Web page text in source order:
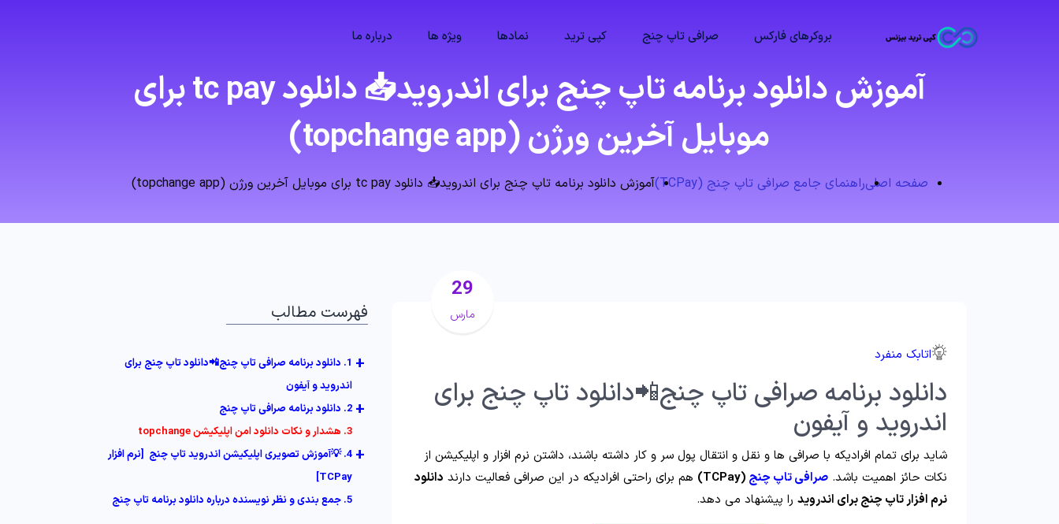
بروکرهای فارکس صرافی تاپ چنج کپی ترید نمادها ویژه ها درباره ما
آموزش دانلود برنامه تاپ چنج برای اندروید📥 دانلود tc pay برای
موبایل آخرین ورژن (topchange app)
صفحه اصلیراهنمای جامع صرافی تاپ چنج (TCPay) آموزش دانلود برنامه تاپ چنج برای اندروید📥 دانلود tc pay برای موبایل آخرین ورژن (topchange app)
29
مارس
اتابک منفرد
دانلود برنامه صرافی تاپ چنج📲دانلود تاپ چنج برای
اندروید و آیفون
شاید برای تمام افرادیکه با صرافی ها و نقل و انتقال پول سر و کار داشته باشند، داشتن نرم افزار و اپلیکیشن از
نکات حائز اهمیت باشد. صرافی تاپ چنج (TCPay) هم برای راحتی افرادیکه در این صرافی فعالیت دارند دانلود
نرم افزار تاپ چنج برای اندروید را پیشنهاد می دهد.
فهرست مطالب
1. دانلود برنامه صرافی تاپ چنج📲دانلود تاپ چنج برای
اندروید و آیفون
+
2. دانلود برنامه صرافی تاپ چنج +
3. هشدار و نکات دانلود امن اپلیکیشن topchange
4. 💡آموزش تصویری اپلیکیشن اندروید تاپ چنج [نرم افزار
TCPay]
+
5. جمع بندی و نظر نویسنده درباره دانلود برنامه تاپ چنج